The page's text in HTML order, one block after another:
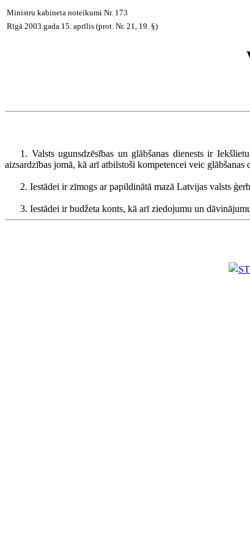
Ministru kabineta noteikumi Nr. 173
Rīgā 2003.gada 15. aprīlis (prot. Nr. 21, 19. §)
1. Valsts ugunsdzēsības un glābšanas dienests ir
aizsardzības jomā, kā arī atbilstoši kompetencei veic glābšanas
2. Iestādei ir zīmogs ar papildinātā mazā Latvijas valsts
3. Iestādei ir budžeta konts, kā arī ziedojumu un